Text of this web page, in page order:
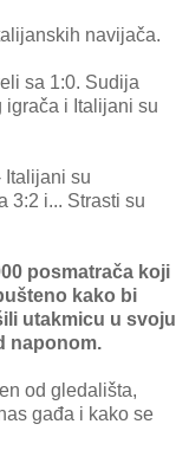
navijača.
sa 1:0. Sudija
igrača i Italijani su
Italijani su
3:2 i... Strasti su
posmatrača koji
kako bi
utakmicu u svoju
naponom.
od gledališta,
gađa i kako se